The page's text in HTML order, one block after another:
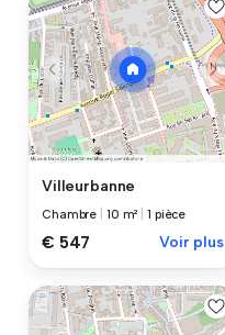
Villeurbanne
Chambre 10 m² |1 pièce
€ 547 Voir plus